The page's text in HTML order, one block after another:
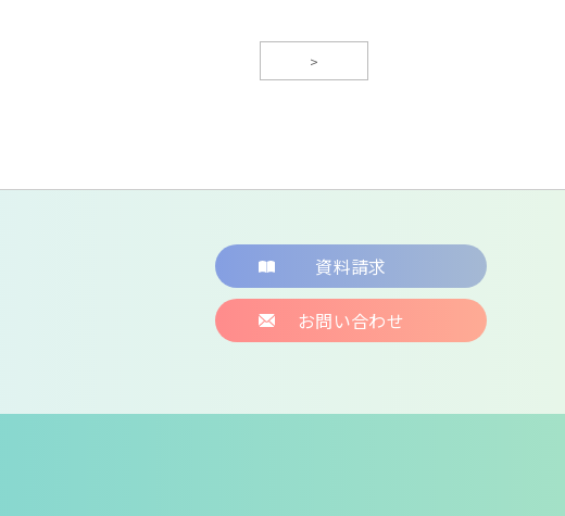
>
資料請求
お問い合わせ